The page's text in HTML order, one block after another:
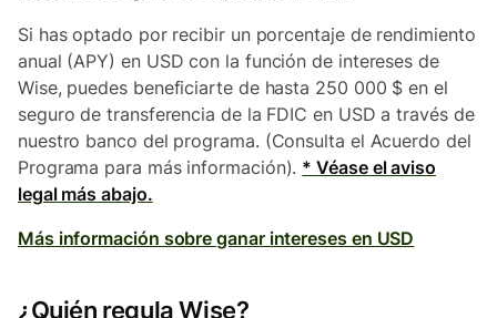
Si has optado por recibir un porcentaje de rendimiento
anual (APY) en USD con la función de intereses de
Wise, puedes beneficiarte de hasta 250 000 $ en el
seguro de transferencia de la FDIC en USD a través de
nuestro banco del programa. (Consulta el Acuerdo del
Programa para más información). * Véase el aviso
legal más abajo.
Más información sobre ganar intereses en USD
¿Quién regula Wise?